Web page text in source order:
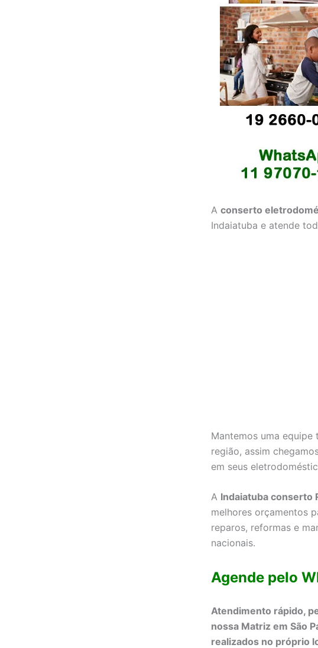
A conserto
Indaiatuba e atende
Mantemos uma
região, assim
em seus
A Indaiatuba conserto
melhores orçamentos
reparos, reformas e
nacionais.
Agende pelo
Atendimento rápido,
nossa Matriz em São
realizados no próprio